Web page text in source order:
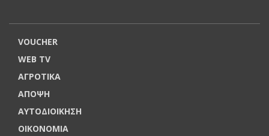
VOUCHER
WEB TV
ΑΓΡΟΤΙΚΑ
ΑΠΟΨΗ
ΑΥΤΟΔΙΟΙΚΗΣΗ
ΟΙΚΟΝΟΜΙΑ